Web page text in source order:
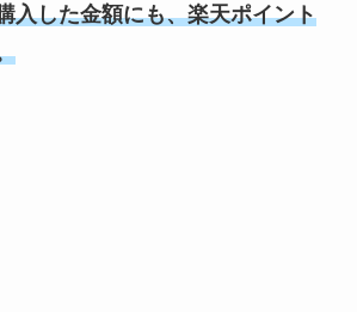
入した金額にも、楽天ポイント